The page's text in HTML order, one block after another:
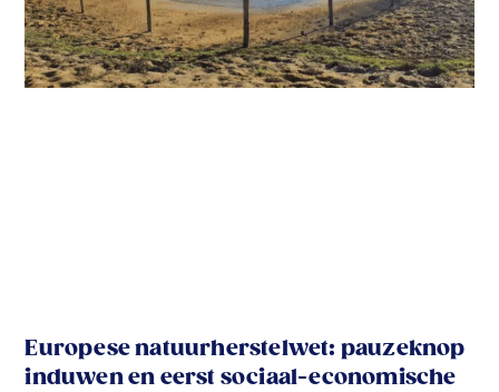
Europese natuurherstelwet: pauzeknop
induwen en eerst sociaal-economische